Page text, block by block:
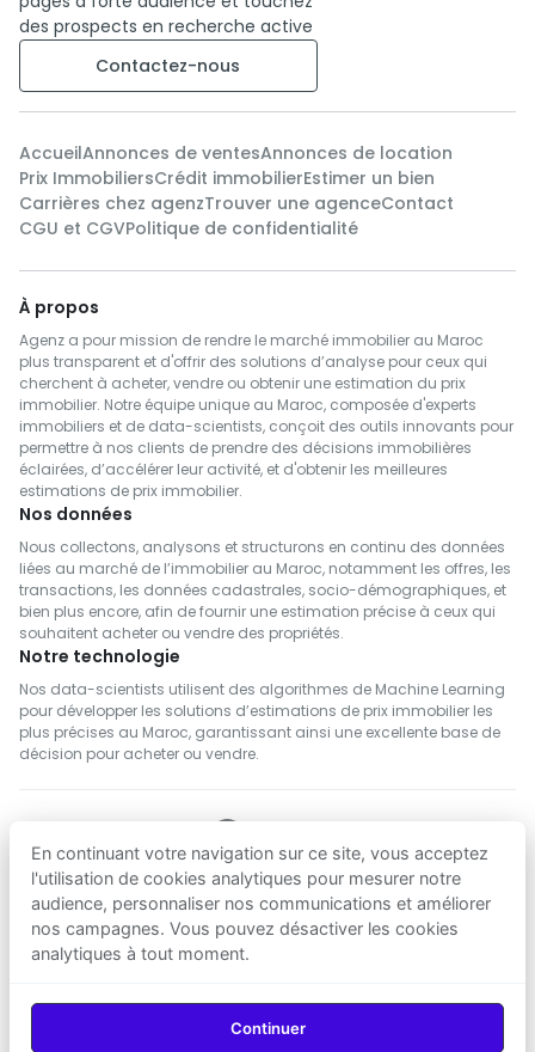
des prospects en recherche active
Contactez-nous
AccueilAnnonces de ventesAnnonces de location
Prix ImmobiliersCrédit immobilierEstimer un bien
Carrières chez agenzTrouver une agenceContact
CGU et CGVPolitique de confidentialité
À propos
Agenz a pour mission de rendre le marché immobilier au Maroc
plus transparent et d'offrir des solutions d’analyse pour ceux qui
cherchent à acheter, vendre ou obtenir une estimation du prix
immobilier. Notre équipe unique au Maroc, composée d'experts
immobiliers et de data-scientists, conçoit des outils innovants pour
permettre à nos clients de prendre des décisions immobilières
éclairées, d’accélérer leur activité, et d'obtenir les meilleures
estimations de prix immobilier.
Nos données
Nous collectons, analysons et structurons en continu des données
liées au marché de l’immobilier au Maroc, notamment les offres, les
transactions, les données cadastrales, socio-démographiques, et
bien plus encore, afin de fournir une estimation précise à ceux qui
souhaitent acheter ou vendre des propriétés.
Notre technologie
Nos data-scientists utilisent des algorithmes de Machine Learning
pour développer les solutions d’estimations de prix immobilier les
plus précises au Maroc, garantissant ainsi une excellente base de
décision pour acheter ou vendre.
SUIVEZ NOUS
Telecharger sur
App Store
Telecharger sur
© 2026Agenz— Tous droits réservés.
En continuant votre navigation sur ce site, vous acceptez
l'utilisation de cookies analytiques pour mesurer notre
audience, personnaliser nos communications et améliorer
nos campagnes. Vous pouvez désactiver les cookies
analytiques à tout moment.
Continuer